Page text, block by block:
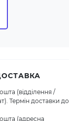
(відділення /
Термін доставки до
(адресна